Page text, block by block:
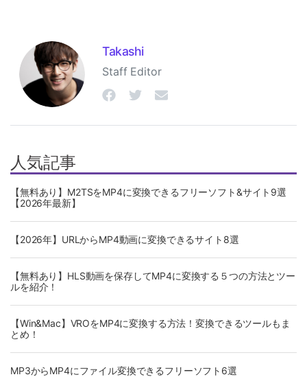
Takashi
Staff Editor
人気記事
【無料あり】M2TSをMP4に変換できるフリーソフト&サイト9選
【2026年最新】
【2026年】URLからMP4動画に変換できるサイト8選
【無料あり】HLS動画を保存してMP4に変換する５つの方法とツー
ルを紹介！
【Win&Mac】VROをMP4に変換する方法！変換できるツールもま
とめ！
MP3からMP4にファイル変換できるフリーソフト6選